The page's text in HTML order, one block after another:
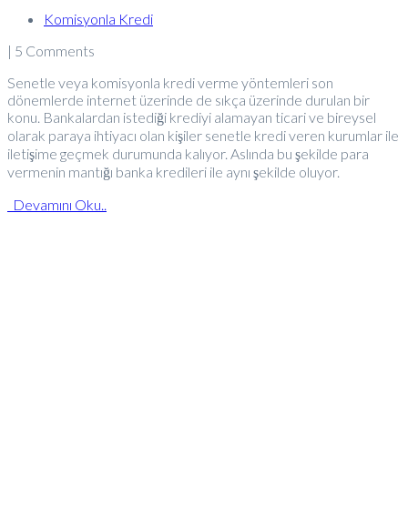
Komisyonla Kredi
| 5 Comments
Senetle veya komisyonla kredi verme yöntemleri son
dönemlerde internet üzerinde de sıkça üzerinde durulan bir
konu. Bankalardan istediği krediyi alamayan ticari ve bireysel
olarak paraya ihtiyacı olan kişiler senetle kredi veren kurumlar ile
iletişime geçmek durumunda kalıyor. Aslında bu şekilde para
vermenin mantığı banka kredileri ile aynı şekilde oluyor.
Devamını Oku..